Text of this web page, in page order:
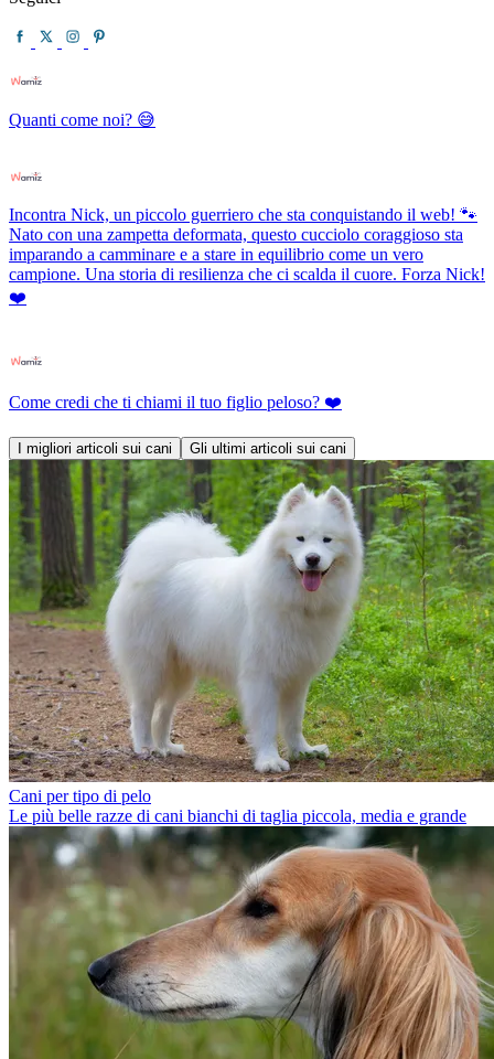
Quanti come noi? 😅
Incontra Nick, un piccolo guerriero che sta conquistando il web! 🐾
Nato con una zampetta deformata, questo cucciolo coraggioso sta
imparando a camminare e a stare in equilibrio come un vero
campione. Una storia di resilienza che ci scalda il cuore. Forza Nick!
❤️
Come credi che ti chiami il tuo figlio peloso? ❤️
I migliori articoli sui cani Gli ultimi articoli sui cani
Cani per tipo di pelo
Le più belle razze di cani bianchi di taglia piccola, media e grande